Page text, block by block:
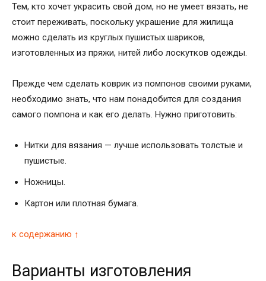
Тем, кто хочет украсить свой дом, но не умеет вязать, не
стоит переживать, поскольку украшение для жилища
можно сделать из круглых пушистых шариков,
изготовленных из пряжи, нитей либо лоскутков одежды.
Прежде чем сделать коврик из помпонов своими руками,
необходимо знать, что нам понадобится для создания
самого помпона и как его делать. Нужно приготовить:
Нитки для вязания — лучше использовать толстые и
пушистые.
Ножницы.
Картон или плотная бумага.
к содержанию ↑
Варианты изготовления